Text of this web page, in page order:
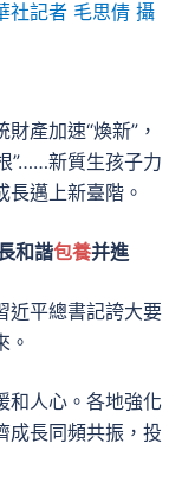
社記者 毛思倩 攝
產加速“煥新”，
”……新質生孩子力
邁上新臺階。
和諧包養并進
近平總書記誇大要
。
和人心。各地強化
成長同頻共振，投